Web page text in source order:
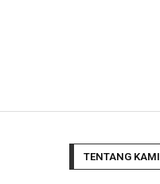
TENTANG KAMI